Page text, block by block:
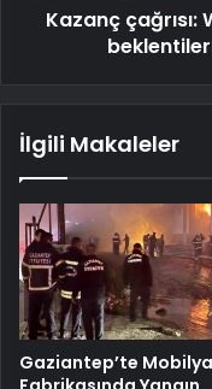
Kazanç
İlgili Makaleler
Gaziantep’te Mobilya